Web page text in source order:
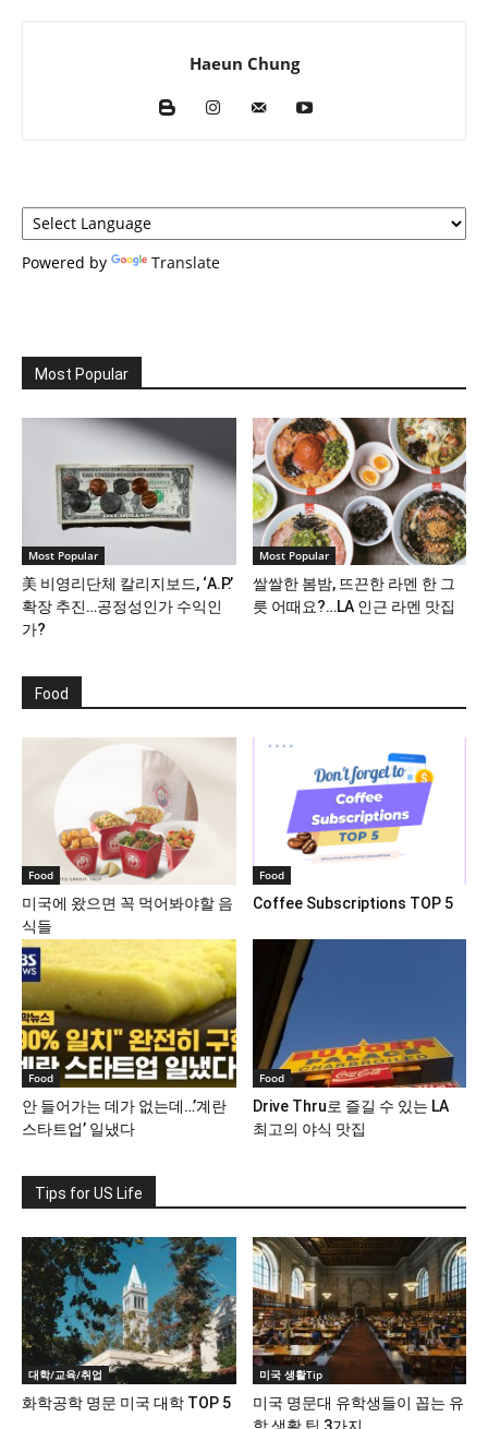
Haeun Chung
Powered by Translate
Most Popular
Most Popular
美 비영리단체 칼리지보드, ‘A.P.’
확장 추진…공정성인가 수익인
가?
Most Popular
쌀쌀한 봄밤, 뜨끈한 라멘 한 그
릇 어때요?…LA 인근 라멘 맛집
Food
Food
미국에 왔으면 꼭 먹어봐야할 음
식들
Food
Coffee Subscriptions TOP 5
Food
안 들어가는 데가 없는데…’계란
스타트업’ 일냈다
Food
Drive Thru로 즐길 수 있는 LA
최고의 야식 맛집
Tips for US Life
대학/교육/취업
화학공학 명문 미국 대학 TOP 5
미국 생활Tip
미국 명문대 유학생들이 꼽는 유
학 생활 팁 3가지